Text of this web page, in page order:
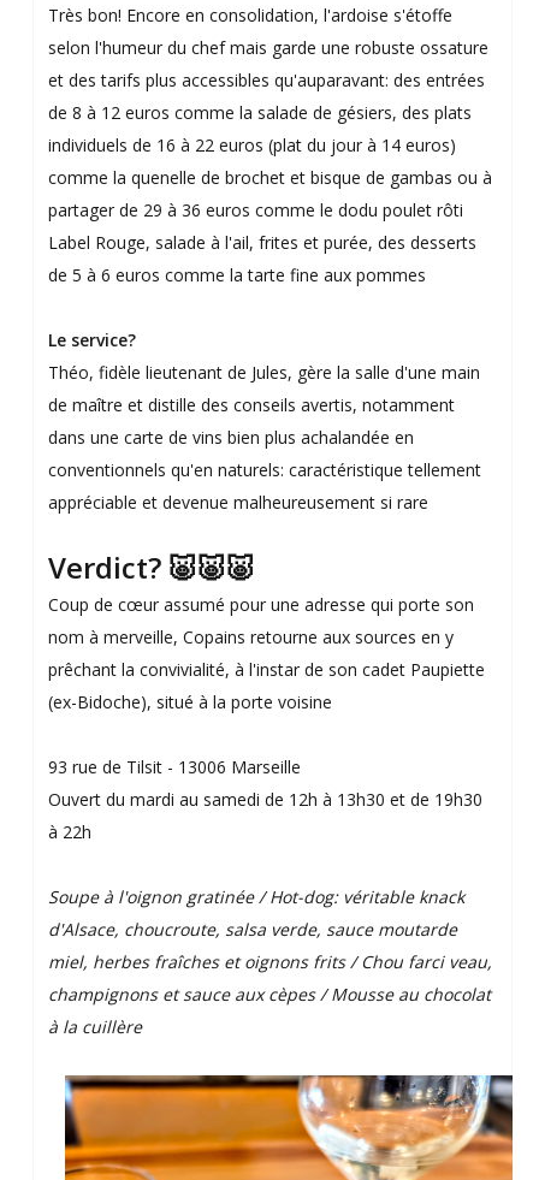
Très bon! Encore en consolidation, l'ardoise s'étoffe
selon l'humeur du chef mais garde une robuste ossature
et des tarifs plus accessibles qu'auparavant: des entrées
de 8 à 12 euros comme la salade de gésiers, des plats
individuels de 16 à 22 euros (plat du jour à 14 euros)
comme la quenelle de brochet et bisque de gambas ou à
partager de 29 à 36 euros comme le dodu poulet rôti
Label Rouge, salade à l'ail, frites et purée, des desserts
de 5 à 6 euros comme la tarte fine aux pommes
Le service?
Théo, fidèle lieutenant de Jules, gère la salle d'une main
de maître et distille des conseils avertis, notamment
dans une carte de vins bien plus achalandée en
conventionnels qu'en naturels: caractéristique tellement
appréciable et devenue malheureusement si rare
Verdict? 🐷🐷🐷
Coup de cœur assumé pour une adresse qui porte son
nom à merveille, Copains retourne aux sources en y
prêchant la convivialité, à l'instar de son cadet Paupiette
(ex-Bidoche), situé à la porte voisine
93 rue de Tilsit - 13006 Marseille
Ouvert du mardi au samedi de 12h à 13h30 et de 19h30
à 22h
Soupe à l'oignon gratinée / Hot-dog: véritable knack
d'Alsace, choucroute, salsa verde, sauce moutarde
miel, herbes fraîches et oignons frits / Chou farci veau,
champignons et sauce aux cèpes / Mousse au chocolat
à la cuillère